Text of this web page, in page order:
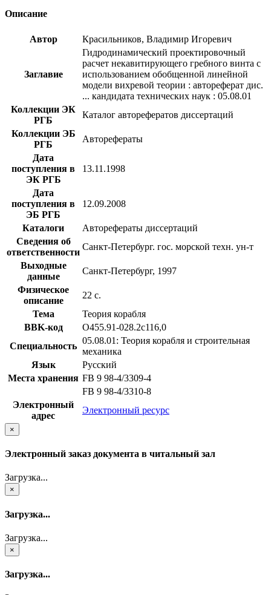
Описание
Автор Красильников, Владимир Игоревич
Заглавие
Гидродинамический проектировочный
расчет некавитирующего гребного винта с
использованием обобщенной линейной
модели вихревой теории : автореферат дис.
... кандидата технических наук : 05.08.01
Коллекции ЭК
РГБ
Каталог авторефератов диссертаций
Коллекции ЭБ
РГБ
Авторефераты
Дата
поступления в
ЭК РГБ
13.11.1998
Дата
поступления в
ЭБ РГБ
12.09.2008
Каталоги
Авторефераты диссертаций
Сведения об
ответственности
Санкт-Петербург. гос. морской техн. ун-т
Выходные
данные
Санкт-Петербург, 1997
Физическое
описание
22 с.
Тема
Теория корабля
BBK-код
О455.91-028.2с116,0
Специальность
05.08.01: Теория корабля и строительная
механика
Язык
Русский
Места хранения FB 9 98-4/3309-4
FB 9 98-4/3310-8
Электронный
адрес
Электронный ресурс
×
Электронный заказ документа в читальный зал
Загрузка...
×
Загрузка...
Загрузка...
×
Загрузка...